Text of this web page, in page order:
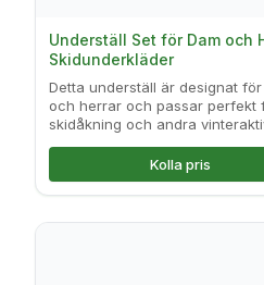
Underställ Set för Dam och
Skidunderkläder
Detta underställ är designat
och herrar och passar perfekt
skidåkning och andra
Kolla pris